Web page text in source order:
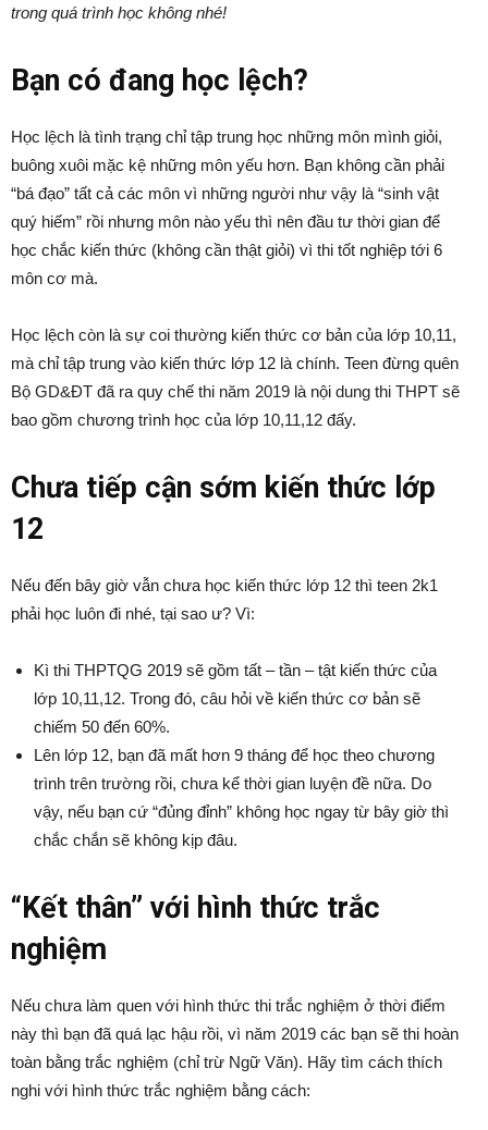
trong quá trình học không nhé!
Bạn có đang học lệch?
Học lệch là tình trạng chỉ tập trung học những môn mình giỏi,
buông xuôi mặc kệ những môn yếu hơn. Bạn không cần phải
“bá đạo” tất cả các môn vì những người như vậy là “sinh vật
quý hiếm” rồi nhưng môn nào yếu thì nên đầu tư thời gian để
học chắc kiến thức (không cần thật giỏi) vì thi tốt nghiệp tới 6
môn cơ mà.
Học lệch còn là sự coi thường kiến thức cơ bản của lớp 10,11,
mà chỉ tập trung vào kiến thức lớp 12 là chính. Teen đừng quên
Bộ GD&ĐT đã ra quy chế thi năm 2019 là nội dung thi THPT sẽ
bao gồm chương trình học của lớp 10,11,12 đấy.
Chưa tiếp cận sớm kiến thức lớp
12
Nếu đến bây giờ vẫn chưa học kiến thức lớp 12 thì teen 2k1
phải học luôn đi nhé, tại sao ư? Vì:
Kì thi THPTQG 2019 sẽ gồm tất – tần – tật kiến thức của
lớp 10,11,12. Trong đó, câu hỏi về kiến thức cơ bản sẽ
chiếm 50 đến 60%.
Lên lớp 12, bạn đã mất hơn 9 tháng để học theo chương
trình trên trường rồi, chưa kể thời gian luyện đề nữa. Do
vậy, nếu bạn cứ “đủng đỉnh” không học ngay từ bây giờ thì
chắc chắn sẽ không kịp đâu.
“Kết thân” với hình thức trắc
nghiệm
Nếu chưa làm quen với hình thức thi trắc nghiệm ở thời điểm
này thì bạn đã quá lạc hậu rồi, vì năm 2019 các bạn sẽ thi hoàn
toàn bằng trắc nghiệm (chỉ trừ Ngữ Văn). Hãy tìm cách thích
nghi với hình thức trắc nghiệm bằng cách: